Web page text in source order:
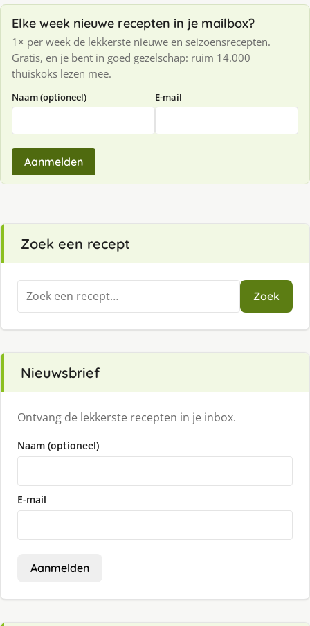
Elke week nieuwe recepten in je mailbox?
1× per week de lekkerste nieuwe en seizoensrecepten.
Gratis, en je bent in goed gezelschap: ruim 14.000
thuiskoks lezen mee.
Naam (optioneel) E-mail
Aanmelden
Zoek een recept
Zoeken
naar:
Zoek
Nieuwsbrief
Ontvang de lekkerste recepten in je inbox.
Naam (optioneel)
E-mail
Aanmelden